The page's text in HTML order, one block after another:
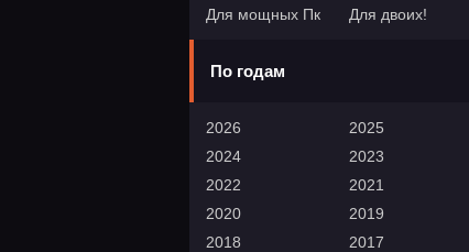
Для мощных Пк
Для двоих!
По годам
2026
2025
2024
2023
2022
2021
2020
2019
2018
2017